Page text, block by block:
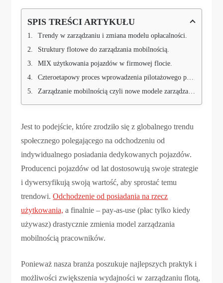
SPIS TREŚCI ARTYKUŁU
Trendy w zarządzaniu i zmiana modelu opłacalności.
Struktury flotowe do zarządzania mobilnością.
MIX użytkowania pojazdów w firmowej flocie.
Czteroetapowy proces wprowadzenia pilotażowego programu zarządzania mobilnością.
Zarządzanie mobilnością czyli nowe modele zarządzania flotą - nie tylko korzyści finansowe.
Jest to podejście, które zrodziło się z globalnego trendu
społecznego polegającego na odchodzeniu od
indywidualnego posiadania dedykowanych pojazdów.
Producenci pojazdów od lat dostosowują swoje strategie
i dywersyfikują swoją wartość, aby sprostać temu
trendowi.Odchodzenie od posiadania na rzecz
użytkowania, a finalnie – pay-as-use (płac tylko kiedy
używasz) drastycznie zmienia model zarządzania
mobilnością pracowników.
Ponieważ nasza branża poszukuje najlepszych praktyk i
możliwości zwiększenia wydajności w zarządzaniu flotą,